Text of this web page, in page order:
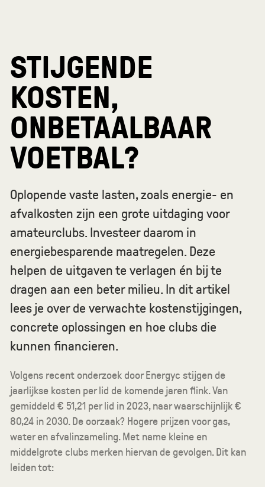
STIJGENDE
KOSTEN,
ONBETAALBAAR
VOETBAL?
Oplopende vaste lasten, zoals energie- en
afvalkosten zijn een grote uitdaging voor
amateurclubs. Investeer daarom in
energiebesparende maatregelen. Deze
helpen de uitgaven te verlagen én bij te
dragen aan een beter milieu. In dit artikel
lees je over de verwachte kostenstijgingen,
concrete oplossingen en hoe clubs die
kunnen financieren.
Volgens recent onderzoek door Energyc stijgen de
jaarlijkse kosten per lid de komende jaren flink. Van
gemiddeld € 51,21 per lid in 2023, naar waarschijnlijk €
80,24 in 2030. De oorzaak? Hogere prijzen voor gas,
water en afvalinzameling. Met name kleine en
middelgrote clubs merken hiervan de gevolgen. Dit kan
leiden tot: